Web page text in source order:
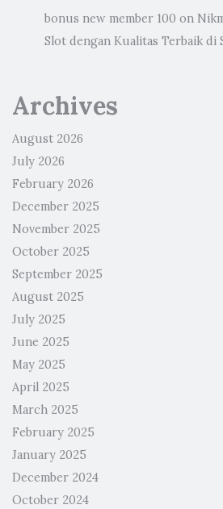
bonus new member 100 on
Slot dengan Kualitas Terbaik di
Archives
August 2026
July 2026
February 2026
December 2025
November 2025
October 2025
September 2025
August 2025
July 2025
June 2025
May 2025
April 2025
March 2025
February 2025
January 2025
December 2024
October 2024